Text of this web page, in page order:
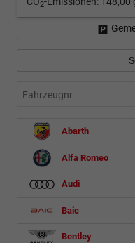
2
Fahrzeugnr.
Abarth
Alfa Romeo
Audi
Baic
Bentley